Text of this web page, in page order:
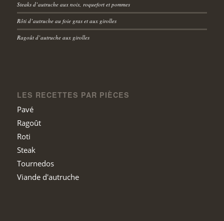
Steaks d’autruche aux noix, roquefort et pommes
Rôti d’autruche au foie gras et aux girolles
Ragoût d’autruche aux girolles
LES RECETTES PAR PIÈCES
Pavé
Ragoût
Roti
Steak
Tournedos
Viande d'autruche